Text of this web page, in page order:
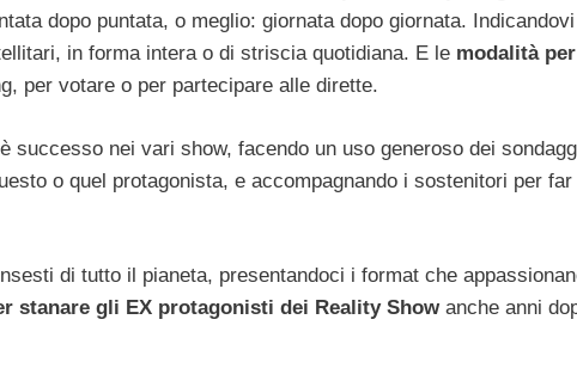
dopo puntata, o meglio: giornata dopo giornata. Indicandovi
in forma intera o di striscia quotidiana. E le modalità per
per votare o per partecipare alle dirette.
nei vari show, facendo un uso generoso dei
o quel protagonista, e accompagnando i sostenitori per far
di tutto il pianeta, presentandoci i format che
stanare gli EX protagonisti dei Reality Show anche anni